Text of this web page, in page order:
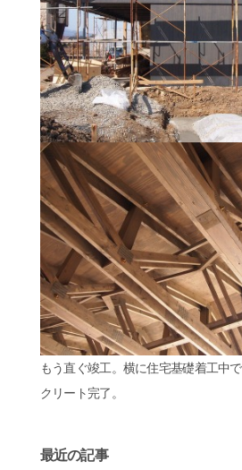
もう直ぐ竣工。横に住宅基礎着工中
クリート完了。
最近の記事